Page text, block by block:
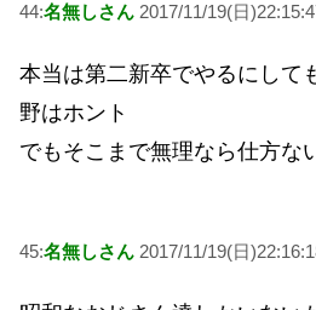
44:名無しさん 2017/11/19(日
本当は第二新卒でやるにして
野はホント
でもそこまで無理なら仕方な
45:名無しさん 2017/11/19(日